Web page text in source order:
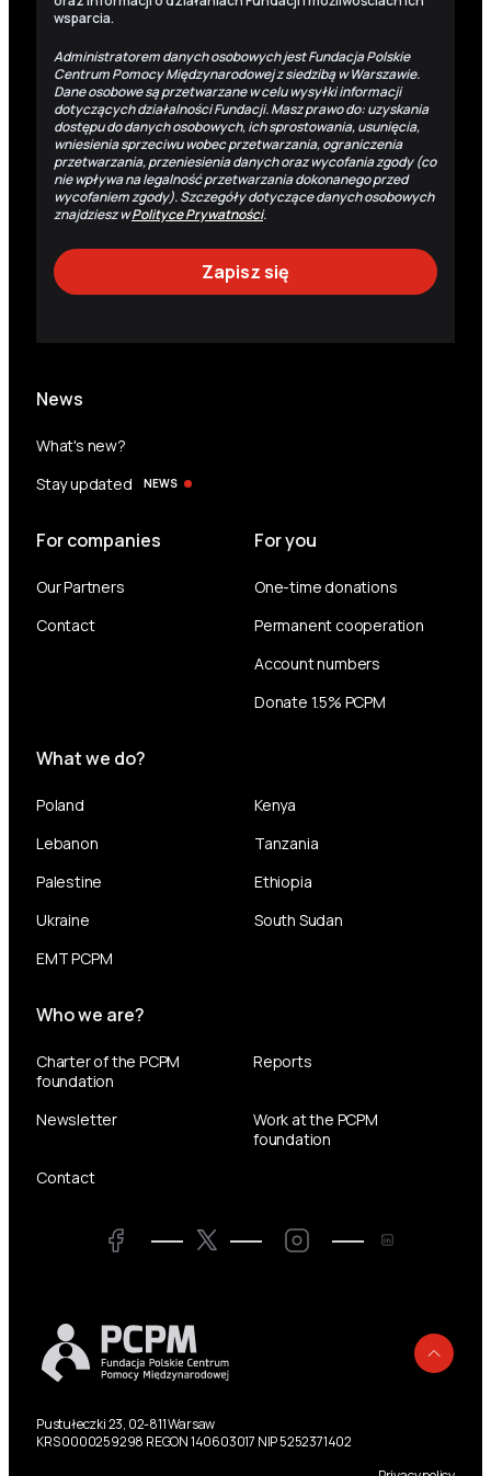
wsparcia.
Administratorem danych osobowych jest Fundacja Polskie
Centrum Pomocy Międzynarodowej z siedzibą w Warszawie.
Dane osobowe są przetwarzane w celu wysyłki informacji
dotyczących działalności Fundacji. Masz prawo do: uzyskania
dostępu do danych osobowych, ich sprostowania, usunięcia,
wniesienia sprzeciwu wobec przetwarzania, ograniczenia
przetwarzania, przeniesienia danych oraz wycofania zgody (co
nie wpływa na legalność przetwarzania dokonanego przed
wycofaniem zgody). Szczegóły dotyczące danych osobowych
znajdziesz wPolityce Prywatności.
News
What's new?
Stay updated
NEWS
For companies
Our Partners
Contact
For you
One-time donations
Permanent cooperation
Account numbers
Donate 1.5% PCPM
What we do?
Poland
Lebanon
Palestine
Ukraine
EMT PCPM
Kenya
Tanzania
Ethiopia
South Sudan
Who we are?
Charter of the PCPM
foundation
Reports
Newsletter
Work at the PCPM
foundation
Contact
Facebook Twitter LinkedIn Twitter
Pustułeczki 23, 02-811 Warsaw
KRS 0000259298 REGON 140603017 NIP 5252371402